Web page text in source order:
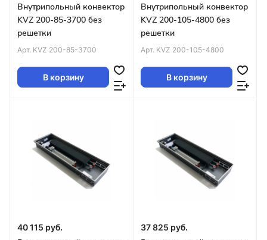
Внутрипольный конвектор
KVZ 200-85-3700 без
решетки
Арт. KVZ 200-85-3700
В корзину
Внутрипольный конвектор
KVZ 200-105-4800 без
решетки
Арт. KVZ 200-105-4800
В корзину
40 115 руб. 37 825 руб.